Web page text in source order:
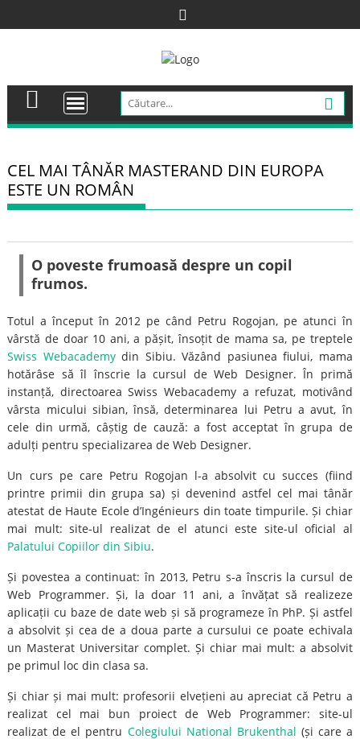
to
CEL MAI TÂNĂR MASTERAND DIN EUROPA
ESTE UN ROMÂN
O poveste frumoasă despre un copil
frumos.
Totul a început în 2012 pe când Petru Rogojan, pe atunci în
vârstă de doar 10 ani, a pășit, însoțit de mama sa, pe treptele
Swiss Webacademydin Sibiu. Văzând pasiunea fiului, mama
hotărâse să îl înscrie la cursul de Web Designer. În primă
instanță, directoarea Swiss Webacademy a refuzat, motivând
vârsta micului sibian, însă, determinarea lui Petru a avut, în
cele din urmă, câștig de cauză: a fost acceptat în grupa de
adulți pentru specializarea de Web Designer.
Un curs pe care Petru Rogojan l-a absolvit cu succes (fiind
printre primii din grupa sa) și devenind astfel cel mai tânăr
atestat de Haute Ecole d’Ingénieurs din toate timpurile. Și chiar
mai mult: site-ul realizat de el atunci este site-ul oficial al
Palatului Copiilor din Sibiu.
Și povestea a continuat: în 2013, Petru s-a înscris la cursul de
Web Programmer. Și, la doar 11 ani, a învățat să realizeze
aplicații cu baze de date web și să programeze în PhP. Și astfel
a absolvit și cea de a doua parte a cursului ce poate echivala
un Masterat Universitar complet. Și chiar mai mult: a absolvit
pe primul loc din clasa sa.
Și chiar și mai mult: profesorii elvețieni au apreciat că Petru a
realizat cel mai bun proiect de Web Programmer: site-ul
realizat de el pentru Colegiului National Brukenthal (și care a